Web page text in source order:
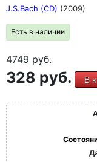
J.S.Bach (CD) (2009)
Есть в наличии
4749руб.
328 руб. В